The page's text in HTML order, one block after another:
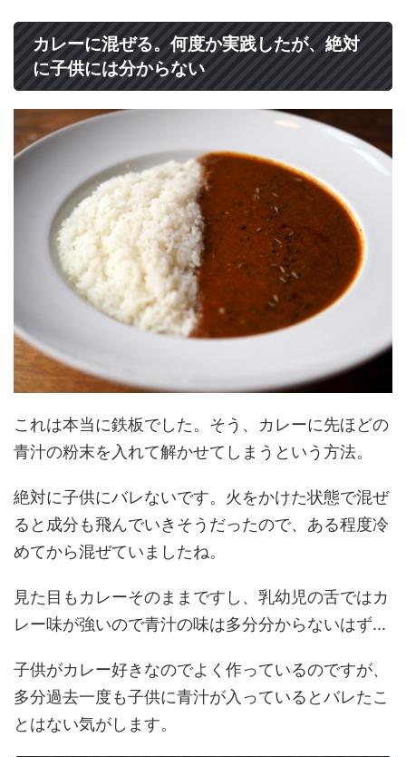
カレーに混ぜる。何度か実践したが、絶対
に子供には分からない
これは本当に鉄板でした。そう、カレーに先ほどの
青汁の粉末を入れて解かせてしまうという方法。
絶対に子供にバレないです。火をかけた状態で混ぜ
ると成分も飛んでいきそうだったので、ある程度冷
めてから混ぜていましたね。
見た目もカレーそのままですし、乳幼児の舌ではカ
レー味が強いので青汁の味は多分分からないはず...
子供がカレー好きなのでよく作っているのですが、
多分過去一度も子供に青汁が入っているとバレたこ
とはない気がします。